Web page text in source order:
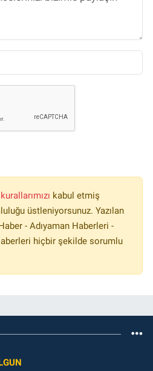
kabul etmiş
üstleniyorsunuz. Yazılan
- Adıyaman Haberleri -
hiçbir şekilde sorumlu